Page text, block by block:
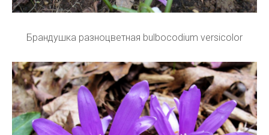
Брандушка разноцветная bulbocodium versicolor